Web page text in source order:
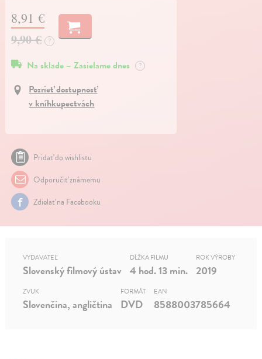
8,91 €
9,90 € ?
Na sklade – Zasielame dnes ?
Pozrieť dostupnosť
v kníhkupectvách
Pridať do wishlistu
Odporučiť známemu
Zdielať na Facebooku
VYDAVATEĽ
Slovenský filmový ústav
DĹŽKA FILMU
4 hod. 13 min.
ROK VÝROBY
2019
ZVUK
Slovenčina, angličtina
FORMÁT
DVD
EAN
8588003785664